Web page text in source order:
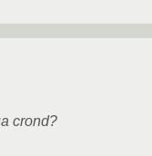
crond?